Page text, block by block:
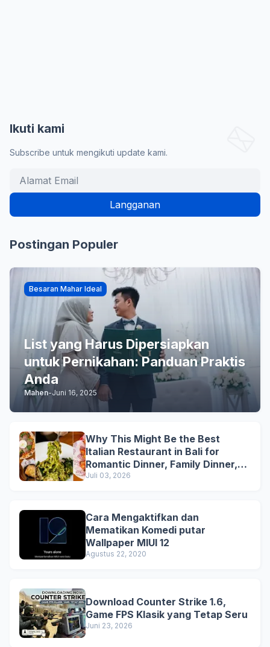
Ikuti kami
Subscribe untuk mengikuti update kami.
Postingan Populer
Besaran Mahar Ideal
List yang Harus Dipersiapkan
untuk Pernikahan: Panduan Praktis
Anda
Mahen-Juni 16, 2025
Why This Might Be the Best
Italian Restaurant in Bali for
Romantic Dinner, Family Dinner,
and Business Lunch
Juli 03, 2026
Cara Mengaktifkan dan
Mematikan Komedi putar
Wallpaper MIUI 12
Agustus 22, 2020
Download Counter Strike 1.6,
Game FPS Klasik yang Tetap Seru
Juni 23, 2026